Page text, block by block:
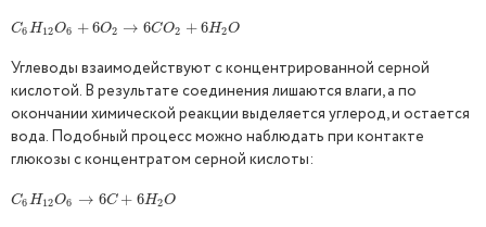
C6 H12O6 +6O2 → 6CO2 + 6H2O
C6H12O6 +6O2 →6CO2+6 H2O
Углеводы взаимодействуют с концентрированной серной
кислотой. В результате соединения лишаются влаги, а по
окончании химической реакции выделяется углерод, и остается
вода. Подобный процесс можно наблюдать при контакте
глюкозы с концентратом серной кислоты:
C6 H12O6 → 6C + 6H2O
C6H12O6 →6 C+6H 2O